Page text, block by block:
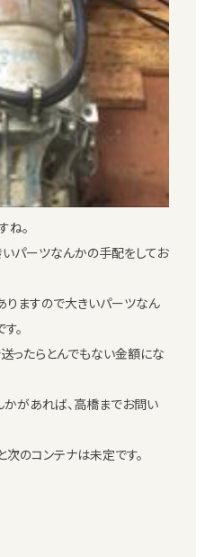
ね。
パーツなんかの手配をしてお
ますので大きいパーツなん
。
ったらとんでもない金額にな
があれば、高橋までお問い
次のコンテナは未定です。